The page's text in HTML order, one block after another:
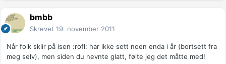
bmbb
Skrevet 19. november 2011
Når folk sklir på isen :rofl: har ikke sett noen enda i år (bortsett fra
meg selv), men siden du nevnte glatt, følte jeg det måtte med!